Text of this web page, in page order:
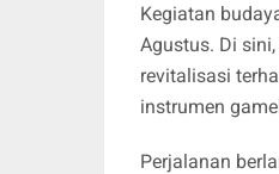
Kegiatan
Agustus. Di
revitalisasi
instrumen
Perjalanan